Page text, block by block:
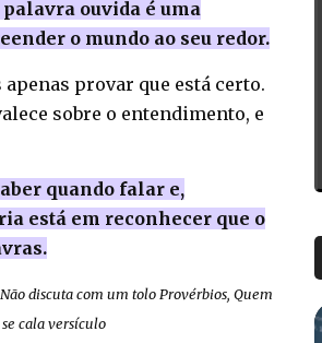
ouvida é uma
o mundo ao seu redor.
provar que está certo.
sobre o entendimento, e
quando falar e,
está em reconhecer que o
discuta com um tolo Provérbios, Quem
cala versículo